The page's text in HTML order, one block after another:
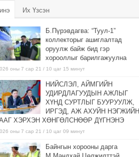
Их Үзсэн
Б.Пүрэвдагва: “Туул-1”
коллекторыг ашиглалтад
оруулж байж бид гэр
хорооллыг барилгажуулна
оны 7 сар 21 / 10 цаг 15 минут
НИЙСЛЭЛ, АЙМГИЙН
УДИРДЛАГУУДЫН АЖЛЫГ
ХҮНД СУРТЛЫГ БУУРУУЛЖ,
ИРГЭД, АЖ АХУЙН НЭГЖИЙН
ХЭРХЭН ХӨНГӨЛСНӨӨР ДҮГНЭНЭ
оны 7 сар 21 / 10 цаг 09 минут
Байнгын хорооны дарга